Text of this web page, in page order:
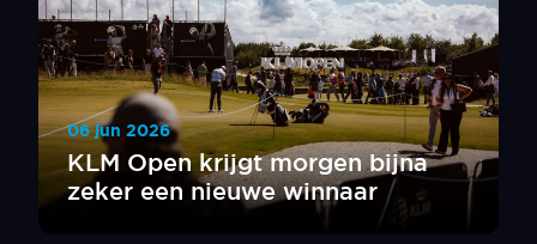
KLM Open krijgt morgen bijna
zeker een nieuwe winnaar
06 jun 2026